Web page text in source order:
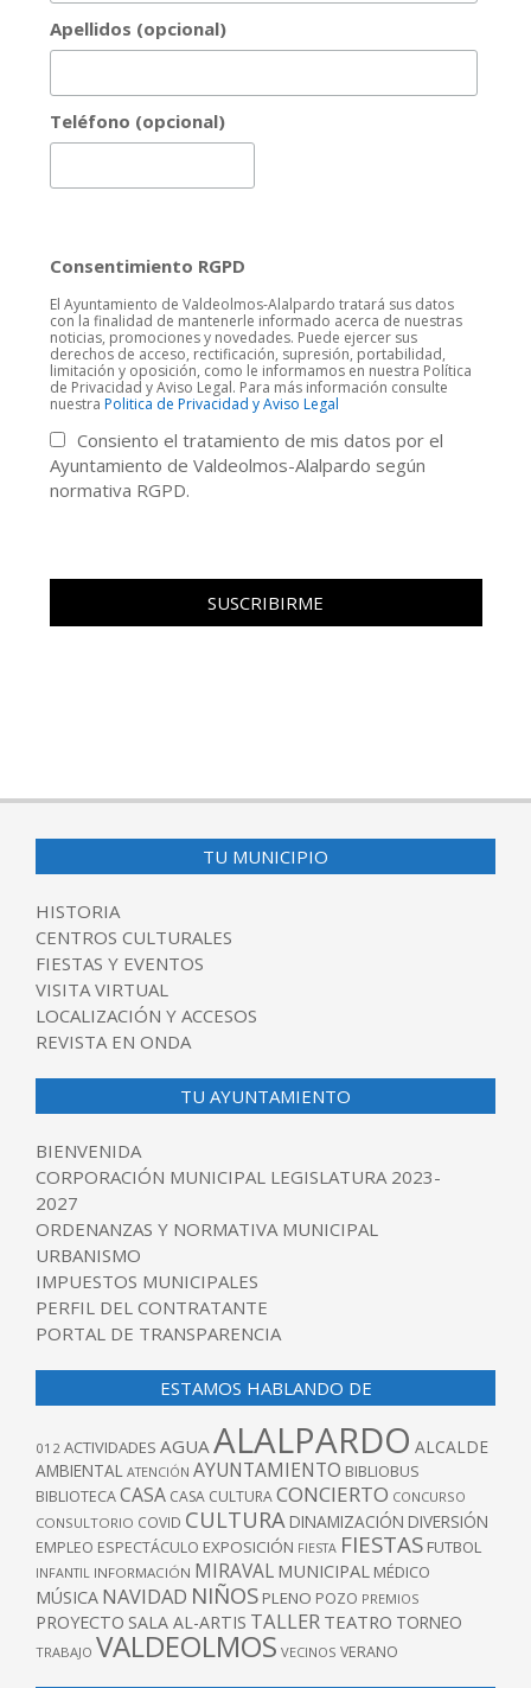
Apellidos (opcional)
Teléfono (opcional)
Consentimiento RGPD
El Ayuntamiento de Valdeolmos-Alalpardo tratará sus datos
con la finalidad de mantenerle informado acerca de nuestras
noticias, promociones y novedades. Puede ejercer sus
derechos de acceso, rectificación, supresión, portabilidad,
limitación y oposición, como le informamos en nuestra Política
de Privacidad y Aviso Legal. Para más información consulte
nuestra Politica de Privacidad y Aviso Legal
Consiento el tratamiento de mis datos por el
Ayuntamiento de Valdeolmos-Alalpardo según
normativa RGPD.
TU MUNICIPIO
HISTORIA
CENTROS CULTURALES
FIESTAS Y EVENTOS
VISITA VIRTUAL
LOCALIZACIÓN Y ACCESOS
REVISTA EN ONDA
TU AYUNTAMIENTO
BIENVENIDA
CORPORACIÓN MUNICIPAL LEGISLATURA 2023-
2027
ORDENANZAS Y NORMATIVA MUNICIPAL
URBANISMO
IMPUESTOS MUNICIPALES
PERFIL DEL CONTRATANTE
PORTAL DE TRANSPARENCIA
ESTAMOS HABLANDO DE
012 ACTIVIDADES AGUA ALALPARDO ALCALDE
AMBIENTAL ATENCIÓN AYUNTAMIENTO BIBLIOBUS
BIBLIOTECACASA CASA CULTURACONCIERTO CONCURSO
CONSULTORIO COVID CULTURA DINAMIZACIÓN DIVERSIÓN
EMPLEO ESPECTÁCULO EXPOSICIÓN FIESTA FIESTAS FUTBOL
INFANTIL INFORMACIÓN MIRAVAL MUNICIPAL MÉDICO
MÚSICA NAVIDAD NIÑOS PLENO POZO PREMIOS
PROYECTO SALA AL-ARTIS TALLER TEATRO TORNEO
TRABAJO VALDEOLMOS VECINOS VERANO